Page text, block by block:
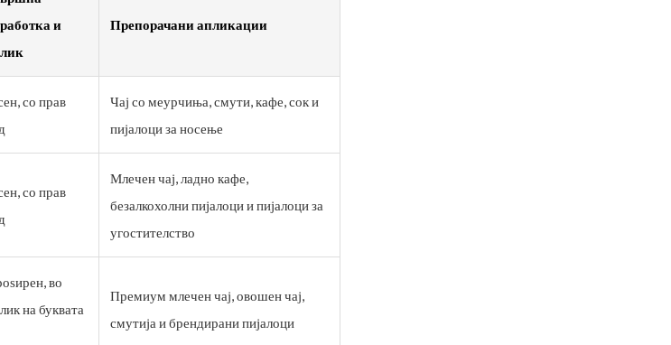
и
Препорачани апликации
со прав
Чај со меурчиња, смути, кафе, сок и
пијалоци за носење
со прав
Млечен чај, ладно кафе,
безалкохолни пијалоци и пијалоци за
угостителство
во
на буквата
Премиум млечен чај, овошен чај,
смутија и брендирани пијалоци